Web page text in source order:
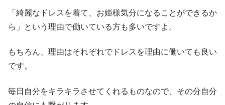
「綺麗なドレスを着て、お姫様気分になることができるか
ら」という理由で働いている方も多いですよ。
もちろん、理由はそれぞれでドレスを理由に働いても良い
です。
毎日自分をキラキラさせてくれるものなので、その分自分